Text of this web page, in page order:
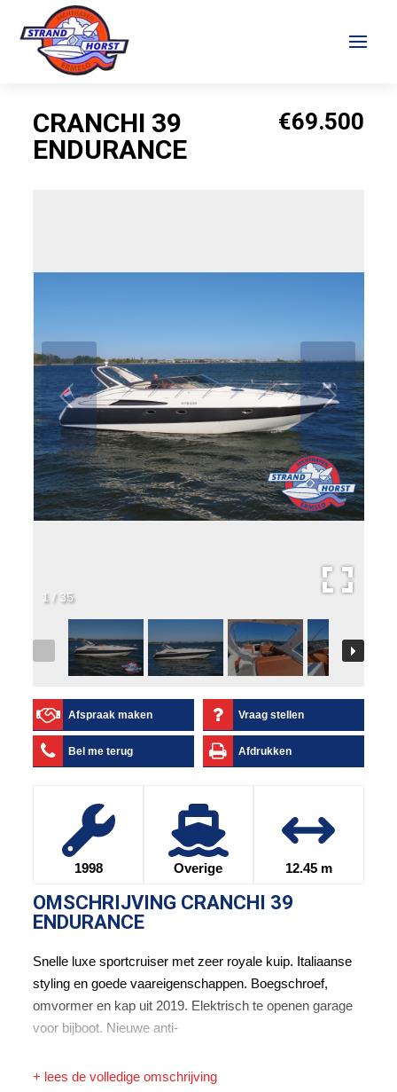
CRANCHI 39
ENDURANCE
€69.500
1 /35
Afspraak maken Vraag stellen
Bel me terug Afdrukken
1998 Overige 12.45 m
OMSCHRIJVING CRANCHI 39
ENDURANCE
Snelle luxe sportcruiser met zeer royale kuip. Italiaanse
styling en goede vaareigenschappen. Boegschroef,
omvormer en kap uit 2019. Elektrisch te openen garage
voor bijboot. Nieuwe anti-
+ lees de volledige omschrijving